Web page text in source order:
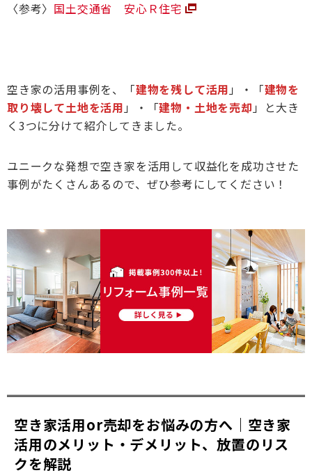
〈参考〉 国土交通省 安心Ｒ住宅
空き家の活用事例を、「建物を残して活用 」・「建物を
取り壊して土地を活用 」・「建物・土地を売却 」と大き
く3つに分けて紹介してきました。
ユニークな発想で空き家を活用して収益化を成功させた
事例がたくさんあるので、ぜひ参考にしてください！
空き家活用or売却をお悩みの方へ｜空き家
活用のメリット・デメリット、放置のリス
クを解説